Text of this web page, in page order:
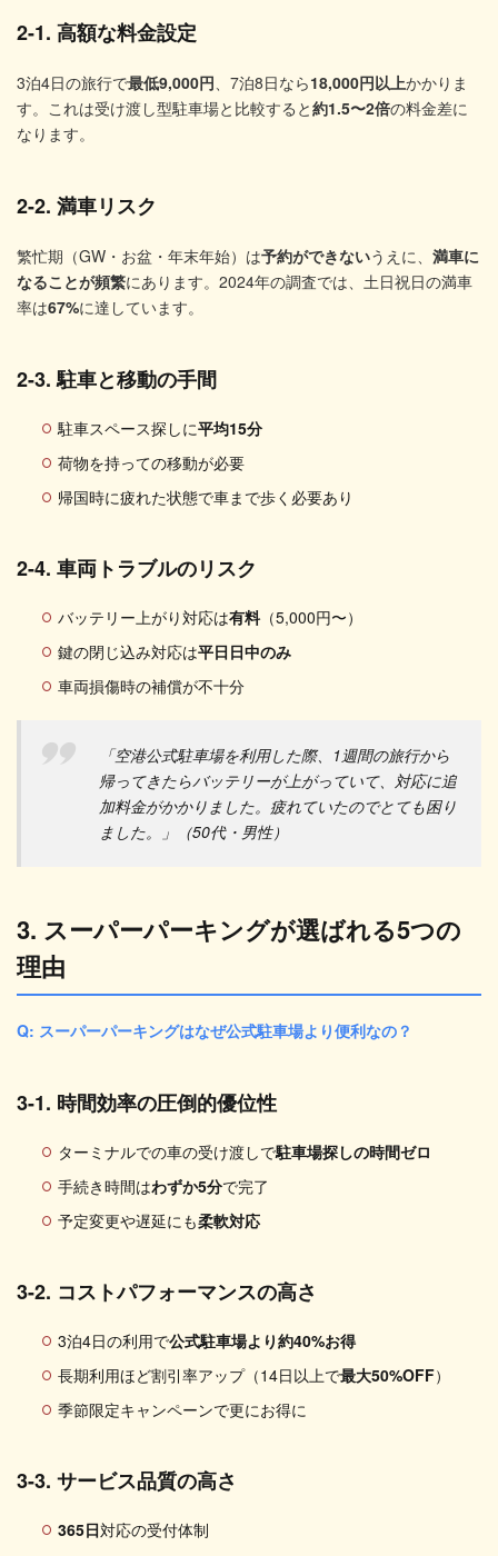
2-1. 高額な料金設定
3泊4日の旅行で最低9,000円、7泊8日なら18,000円以上かかりま
す。これは受け渡し型駐車場と比較すると約1.5〜2倍の料金差に
なります。
2-2. 満車リスク
繁忙期（GW・お盆・年末年始）は予約ができないうえに、 満車に
なることが頻繁にあります。2024年の調査では、土日祝日の満車
率は67%に達しています。
2-3. 駐車と移動の手間
駐車スペース探しに平均15分
荷物を持っての移動が必要
帰国時に疲れた状態で車まで歩く必要あり
2-4. 車両トラブルのリスク
バッテリー上がり対応は有料（5,000円〜）
鍵の閉じ込み対応は平日日中のみ
車両損傷時の補償が不十分
「空港公式駐車場を利用した際、1週間の旅行から
帰ってきたらバッテリーが上がっていて、対応に追
加料金がかかりました。疲れていたのでとても困り
ました。」（50代・男性）
3. スーパーパーキングが選ばれる5つの
理由
Q: スーパーパーキングはなぜ公式駐車場より便利なの？
3-1. 時間効率の圧倒的優位性
ターミナルでの車の受け渡しで駐車場探しの時間ゼロ
手続き時間はわずか5分で完了
予定変更や遅延にも柔軟対応
3-2. コストパフォーマンスの高さ
3泊4日の利用で公式駐車場より約40%お得
長期利用ほど割引率アップ（14日以上で最大50%OFF）
季節限定キャンペーンで更にお得に
3-3. サービス品質の高さ
365日対応の受付体制